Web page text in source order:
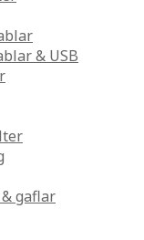
& USB
gaflar